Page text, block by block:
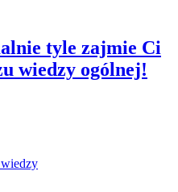
tyle zajmie Ci
wiedzy ogólnej!